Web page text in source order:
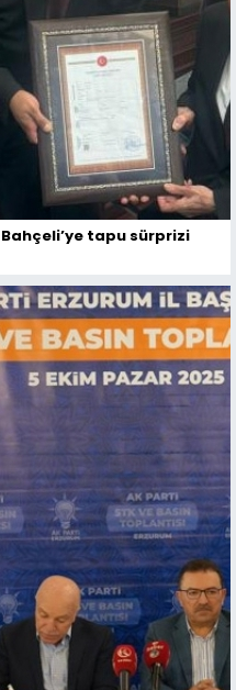
Bahçeli’ye tapu sürprizi